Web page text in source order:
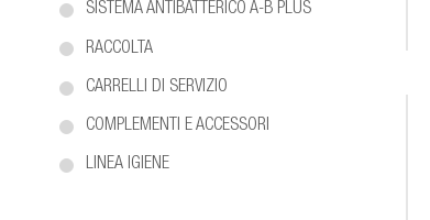
SISTEMA ANTIBATTERICO A-B PLUS
RACCOLTA
CARRELLI DI SERVIZIO
COMPLEMENTI E ACCESSORI
LINEA IGIENE